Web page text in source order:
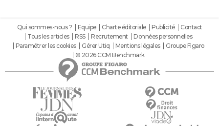
Qui sommes-nous ? Equipe Charte éditoriale Publicité
Contact
Tous les articles
RSS Recrutement
Données personnelles
Paramétrer les cookies
Gérer Utiq Mentions légales
Groupe Figaro
© 2026 CCM Benchmark